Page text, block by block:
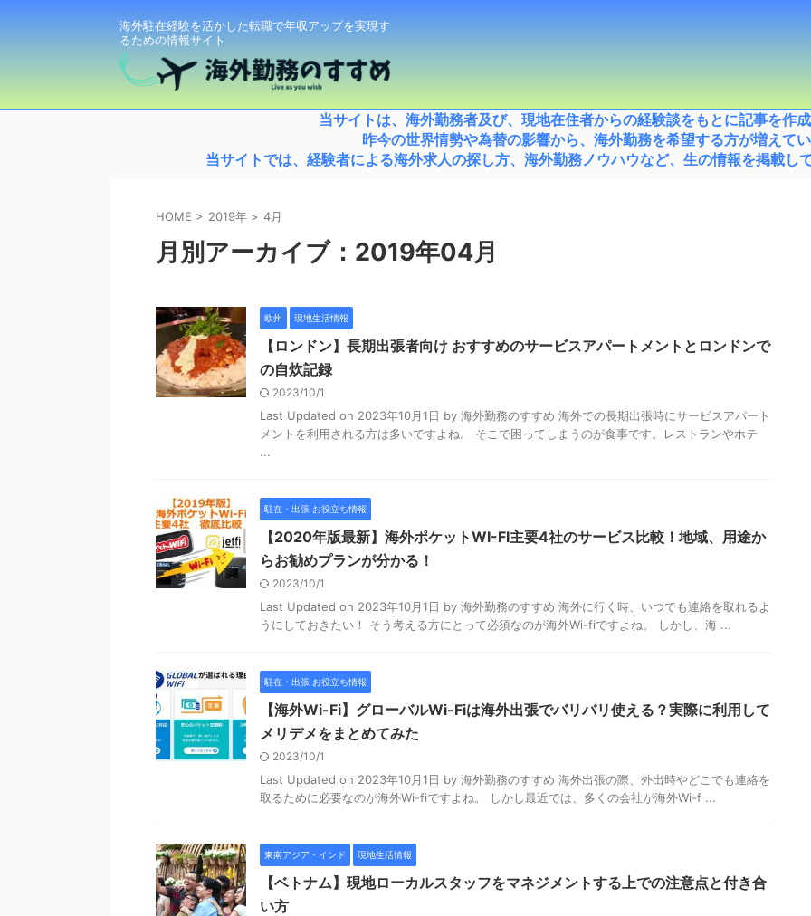
海外駐在経験を活かした転職で年収アップを実現す
るための情報サイト
当サイトは、海外勤務者及び、現地在住者からの経験談をもとに記事を作
昨今の世界情勢や為替の影響から、海外勤務を希望する方が増えて
当サイトでは、経験者による海外求人の探し方、海外勤務ノウハウなど、生の情報を掲載し
HOME > 2019年 > 4月
月別アーカイブ：2019年04月
欧州 現地生活情報
【ロンドン】長期出張者向け おすすめのサービスアパートメントとロンドンで
の自炊記録
2023/10/1
Last Updated on 2023年10月1日 by 海外勤務のすすめ 海外での長期出張時にサービスアパート
メントを利用される方は多いですよね。 そこで困ってしまうのが食事です。レストランやホテ
...
駐在・出張 お役立ち情報
【2020年版最新】海外ポケットWI-FI主要4社のサービス比較！地域、用途か
らお勧めプランが分かる！
2023/10/1
Last Updated on 2023年10月1日 by 海外勤務のすすめ 海外に行く時、いつでも連絡を取れるよ
うにしておきたい！ そう考える方にとって必須なのが海外Wi-fiですよね。 しかし、海 ...
駐在・出張 お役立ち情報
【海外Wi-Fi】グローバルWi-Fiは海外出張でバリバリ使える？実際に利用して
メリデメをまとめてみた
2023/10/1
Last Updated on 2023年10月1日 by 海外勤務のすすめ 海外出張の際、外出時やどこでも連絡を
取るために必要なのが海外Wi-fiですよね。 しかし最近では、多くの会社が海外Wi-f ...
東南アジア・インド 現地生活情報
【ベトナム】現地ローカルスタッフをマネジメントする上での注意点と付き合
い方